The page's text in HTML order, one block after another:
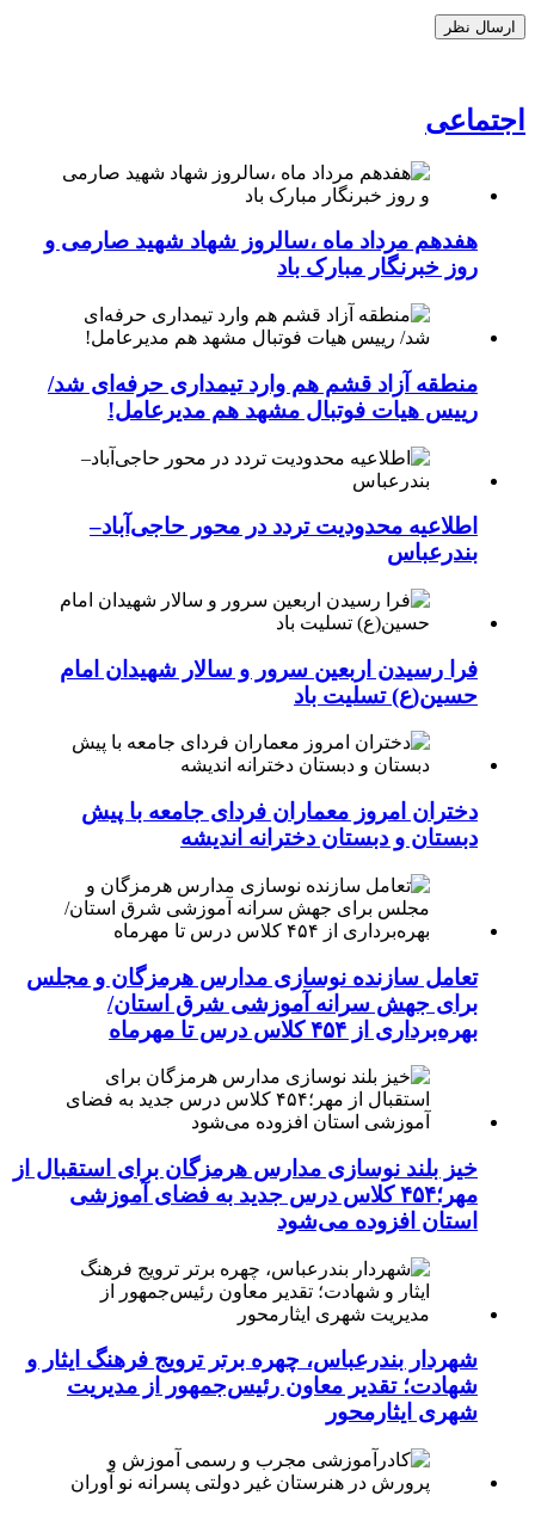
اجتماعی
هفدهم مرداد ماه ،سالروز شهاد شهید صارمی و
روز خبرنگار مبارک باد
منطقه آزاد قشم هم وارد تیمداری حرفه‌ای شد/
رییس هیات فوتبال مشهد هم مدیرعامل!
اطلاعیه محدودیت تردد در محور حاجی‌آباد–
بندرعباس
فرا رسیدن اربعین سرور و سالار شهیدان امام
حسین(ع) تسلیت باد
دختران امروز معماران فردای جامعه با پیش
دبستان و دبستان دخترانه اندیشه
تعامل سازنده نوسازی مدارس هرمزگان و مجلس
برای جهش سرانه آموزشی شرق استان/
بهره‌برداری از ۴۵۴ کلاس درس تا مهرماه
خیز بلند نوسازی مدارس هرمزگان برای استقبال از
مهر؛۴۵۴ کلاس درس جدید به فضای آموزشی
استان افزوده می‌شود
شهردار بندرعباس، چهره برتر ترویج فرهنگ ایثار و
شهادت؛ تقدیر معاون رئیس‌جمهور از مدیریت
شهری ایثارمحور